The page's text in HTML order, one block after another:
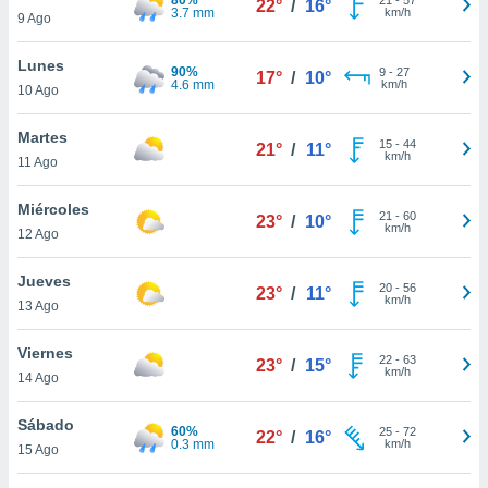
más
nuestra
y
de
disponible
cookies
aceptar
9 Ago
3.7 mm
22° / 16°
km/h
Lunes
10 Ago
90%
4.6 mm
17° / 10° 9- 27
km/h
Martes
11 Ago
21° / 11° 15- 44
km/h
Miércoles
12 Ago
23° / 10° 21 - 60
km/h
Jueves
13 Ago
23° / 11° 20- 56
km/h
Viernes
14 Ago
23° / 15° 22- 63
km/h
Sábado
15 Ago
60%
0.3 mm
22° / 16° 25- 72
km/h